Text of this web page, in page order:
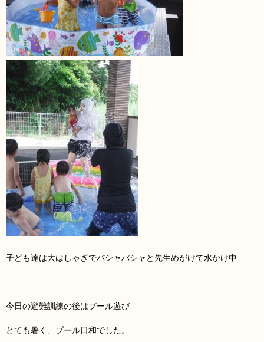
子ども達は大はしゃぎでバシャバシャと先生めがけて水かけ中
今日の避難訓練の後はプール遊び
とても暑く、プール日和でした。